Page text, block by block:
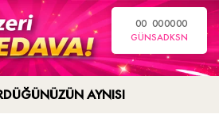
00
GÜN
00
SA
00
DK
00
SN
AYNISI